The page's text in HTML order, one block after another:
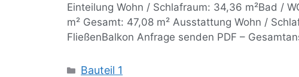
Einteilung Wohn / Schlafraum: 34,36 m²Bad /
m² Gesamt: 47,08 m² Ausstattung Wohn /
FließenBalkon Anfrage senden PDF –
Bauteil 1